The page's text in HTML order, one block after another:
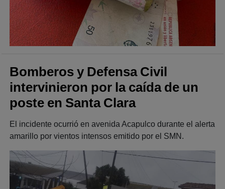
Bomberos y Defensa Civil
intervinieron por la caída de un
poste en Santa Clara
El incidente ocurrió en avenida Acapulco durante el alerta
amarillo por vientos intensos emitido por el SMN.